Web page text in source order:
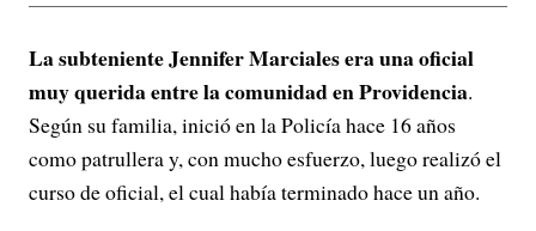
La subteniente Jennifer Marciales era una oficial
muy querida entre la comunidad en Providencia.
Según su familia, inició en la Policía hace 16 años
como patrullera y, con mucho esfuerzo, luego realizó el
curso de oficial, el cual había terminado hace un año.